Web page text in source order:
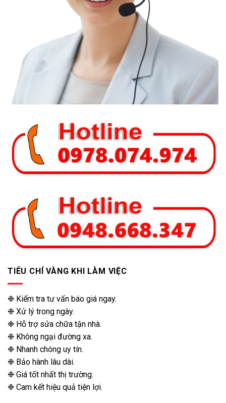
TIÊU CHÍ VÀNG KHI LÀM VIỆC
❉ Kiểm tra tư vấn báo giá ngay.
❉ Xử lý trong ngày.
❉ Hỗ trợ sửa chữa tận nhà.
❉ Không ngại đường xa.
❉ Nhanh chóng uy tín.
❉ Bảo hành lâu dài.
❉ Giá tốt nhất thị trường.
❉ Cam kết hiệu quả tiện lợi.